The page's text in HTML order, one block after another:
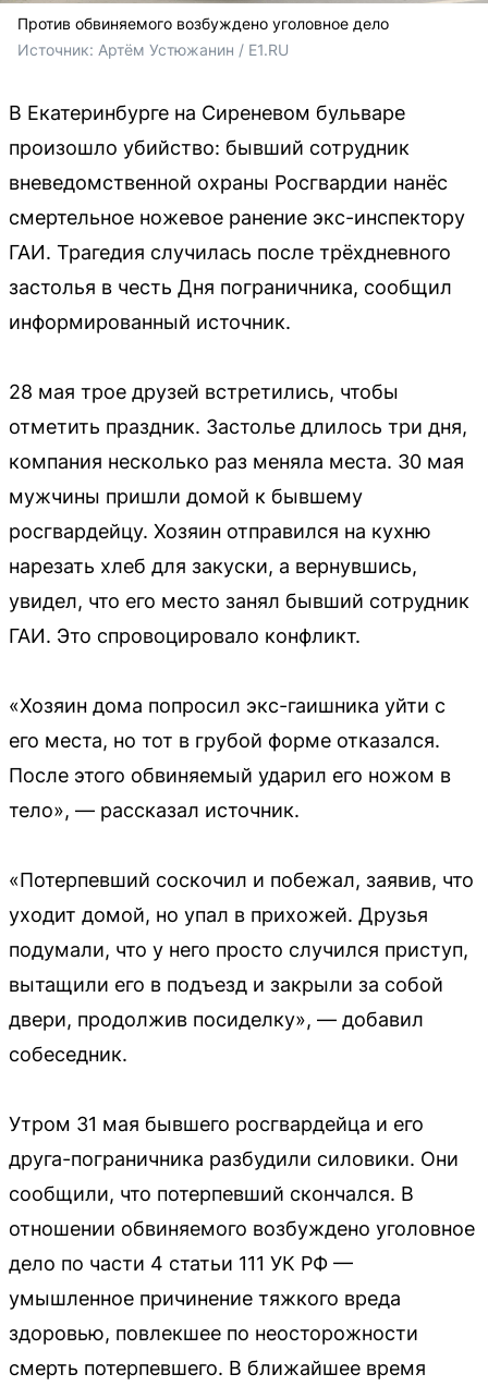
Против обвиняемого возбуждено уголовное дело
Источник: Артём Устюжанин / E1.RU
В Екатеринбурге на Сиреневом бульваре
произошло убийство: бывший сотрудник
вневедомственной охраны Росгвардии нанёс
смертельное ножевое ранение экс-инспектору
ГАИ. Трагедия случилась после трёхдневного
застолья в честь Дня пограничника, сообщил
информированный источник.
28 мая трое друзей встретились, чтобы
отметить праздник. Застолье длилось три дня,
компания несколько раз меняла места. 30 мая
мужчины пришли домой к бывшему
росгвардейцу. Хозяин отправился на кухню
нарезать хлеб для закуски, а вернувшись,
увидел, что его место занял бывший сотрудник
ГАИ. Это спровоцировало конфликт.
«Хозяин дома попросил экс-гаишника уйти с
его места, но тот в грубой форме отказался.
После этого обвиняемый ударил его ножом в
тело», — рассказал источник.
«Потерпевший соскочил и побежал, заявив, что
уходит домой, но упал в прихожей. Друзья
подумали, что у него просто случился приступ,
вытащили его в подъезд и закрыли за собой
двери, продолжив посиделку», — добавил
собеседник.
Утром 31 мая бывшего росгвардейца и его
друга-пограничника разбудили силовики. Они
сообщили, что потерпевший скончался. В
отношении обвиняемого возбуждено уголовное
дело по части 4 статьи 111 УК РФ —
умышленное причинение тяжкого вреда
здоровью, повлекшее по неосторожности
смерть потерпевшего. В ближайшее время